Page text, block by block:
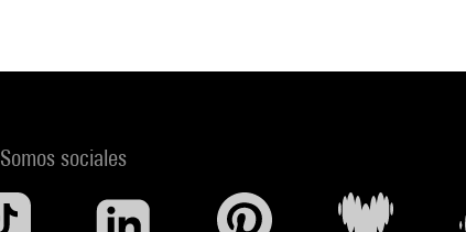
Somos sociales